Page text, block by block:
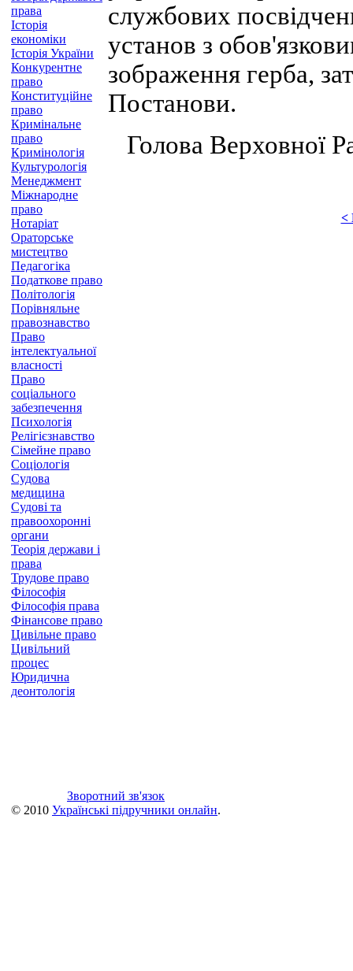
права
Історія
економіки
Історія України
Конкурентне
право
Конституційне
право
Кримінальне
право
Кримінологія
Культурологія
Менеджмент
Міжнародне
право
Нотаріат
Ораторське
мистецтво
Педагогіка
Податкове право
Політологія
Порівняльне
правознавство
Право
інтелектуальної
власності
Право
соціального
забезпечення
Психологія
Релігієзнавство
Сімейне право
Соціологія
Судова
медицина
Судові та
правоохоронні
органи
Теорія держави і
права
Трудове право
Філософія
Філософія права
Фінансове право
Цивільне право
Цивільний
процес
Юридична
деонтологія
службових
установ з
зображення герба,
Постанови.
Голова Верховної
<
Зворотний зв'язок
© 2010 Українські підручники онлайн.